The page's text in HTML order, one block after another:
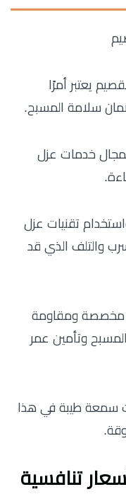
يعتبر أمرًا
سلامة المسبح.
خدمات عزل
تقنيات عزل
والتلف الذي قد
مخصصة ومقاومة
وتأمين عمر
سمعة طيبة في هذا
تنافسية